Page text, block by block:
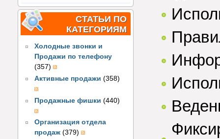
СТАТЬИ ПО
КАТЕГОРИЯМ
Холодные звонки и
Продажи по телефону
(357)
Активные продажи (358)
Продажные фишки (440)
Организация отдела
продаж (379)